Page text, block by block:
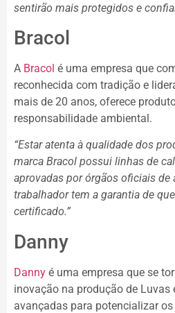
sentirão mais protegidos e
Bracol
A Bracol é uma empresa que
reconhecida com tradição e
mais de 20 anos, oferece
responsabilidade ambiental.
“Estar atenta à qualidade dos
marca Bracol possui linhas de
aprovadas por órgãos oficiais
trabalhador tem a garantia de
certificado.”
Danny
Danny é uma empresa que se
inovação na produção de Luvas
avançadas para potencializar